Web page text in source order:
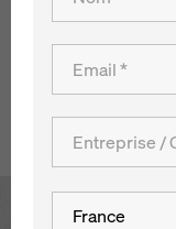
de poteaux à
les exigences les
du matériel de
Retour à
France